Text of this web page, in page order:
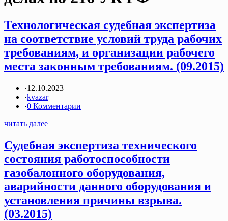
Технологическая судебная экспертиза
на соответствие условий труда рабочих
требованиям, и организации рабочего
места законным требованиям. (09.2015)
·12.10.2023
·kvazar
·0 Комментарии
читать далее
Судебная экспертиза технического
состояния работоспособности
газобалонного оборудования,
аварийности данного оборудования и
установления причины взрыва.
(03.2015)